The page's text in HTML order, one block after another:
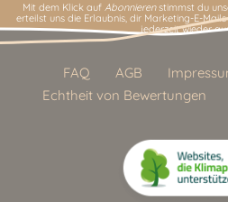
Mit dem Klick auf Abonnierenstimmst du
erteilst uns die Erlaubnis, dir Marketing-E-
jederzeit wieder
FAQ AGB
Echtheit von Bewertungen